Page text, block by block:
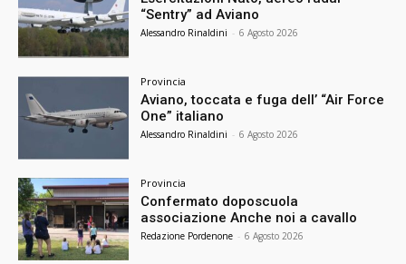
“Sentry” ad Aviano
Alessandro Rinaldini - 6 Agosto 2026
Provincia
Aviano, toccata e fuga dell’ “Air Force
One” italiano
Alessandro Rinaldini - 6 Agosto 2026
Provincia
Confermato doposcuola
associazione Anche noi a cavallo
Redazione Pordenone - 6 Agosto 2026